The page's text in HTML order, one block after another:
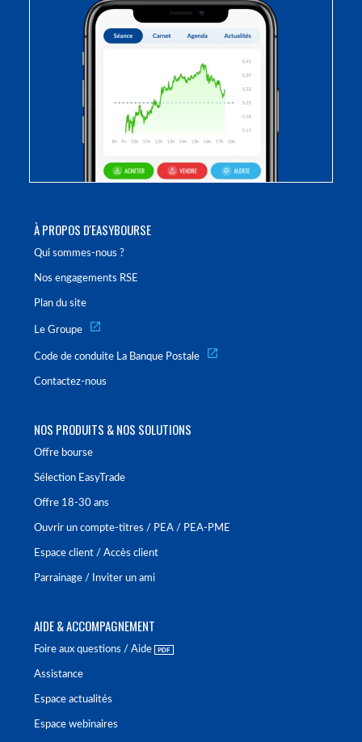
À PROPOS D'EASYBOURSE
Qui sommes-nous ?
Nos engagements RSE
Plan du site
Le Groupe
Code de conduite La Banque Postale
Contactez-nous
NOS PRODUITS & NOS SOLUTIONS
Offre bourse
Sélection EasyTrade
Offre 18-30 ans
Ouvrir un compte-titres / PEA / PEA-PME
Espace client / Accès client
Parrainage / Inviter un ami
AIDE & ACCOMPAGNEMENT
Foire aux questions / Aide
Assistance
Espace actualités
Espace webinaires